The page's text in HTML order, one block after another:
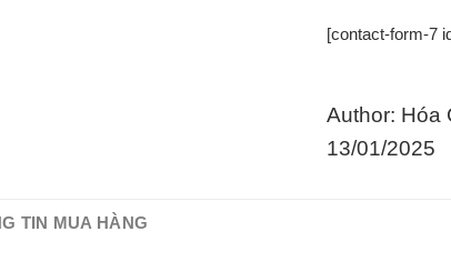
[contact-form-7
Author: Hóa
13/01/2025
TIN MUA HÀNG